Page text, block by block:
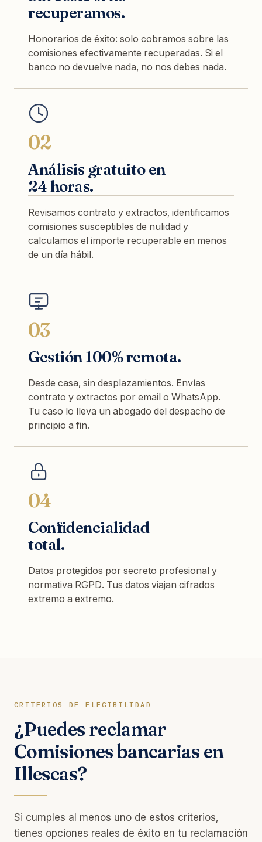
recuperamos.
Honorarios de éxito: solo cobramos sobre las
comisiones efectivamente recuperadas. Si el
banco no devuelve nada, no nos debes nada.
02
Análisis gratuito en
24 horas.
Revisamos contrato y extractos, identificamos
comisiones susceptibles de nulidad y
calculamos el importe recuperable en menos
de un día hábil.
03
Gestión 100% remota.
Desde casa, sin desplazamientos. Envías
contrato y extractos por email o WhatsApp.
Tu caso lo lleva un abogado del despacho de
principio a fin.
04
Confidencialidad
total.
Datos protegidos por secreto profesional y
normativa RGPD. Tus datos viajan cifrados
extremo a extremo.
CRITERIOS DE ELEGIBILIDAD
¿Puedes reclamar
Comisiones bancarias en
Illescas?
Si cumples al menos uno de estos criterios,
tienes opciones reales de éxito en tu reclamación